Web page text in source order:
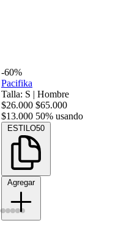
-60%
Pacifika
Talla: S | Hombre
$26.000 $65.000
$13.000 50% usando
ESTILO50
Agregar